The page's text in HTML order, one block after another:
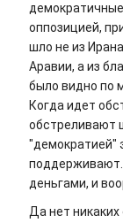
оппозицией,
шло не из
Аравии, а из
было видно по
Когда идет
обстреливают
"демократией"
деньгами, и
Да нет